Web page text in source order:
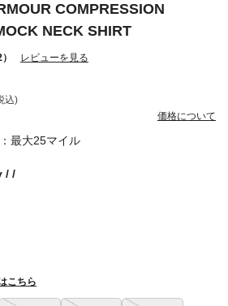
最大25マイル
COMPRESSION
NECK SHIRT
レビューを見る
込)
価格について
/ /
こちら